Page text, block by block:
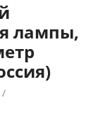
лампы,
/